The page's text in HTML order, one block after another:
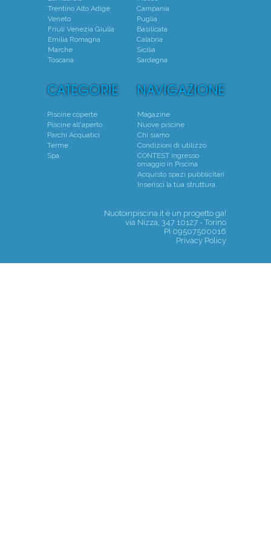
Trentino Alto Adige
Veneto
Friuli Venezia Giulia
Emilia Romagna
Marche
Toscana
Campania
Puglia
Basilicata
Calabria
Sicilia
Sardegna
Piscine coperte
Piscine all'aperto
Parchi Acquatici
Terme
Spa
Magazine
Nuove piscine
Chi siamo
Condizioni di utilizzo
CONTEST ingresso
omaggio in Piscina
Acquisto spazi pubblicitari
Inserisci la tua struttura
Nuotoinpiscina.it è un progetto ga!
via Nizza, 347 10127 - Torino
PI 09507500016
Privacy Policy